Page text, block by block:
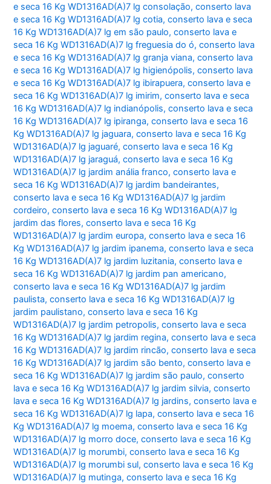
e seca 16 Kg WD1316AD(A)7 lg consolação,conserto lava
e seca 16 Kg WD1316AD(A)7 lg cotia,conserto lava e seca
16 Kg WD1316AD(A)7 lg em são paulo,conserto lava e
seca 16 Kg WD1316AD(A)7 lg freguesia do ó,conserto lava
e seca 16 Kg WD1316AD(A)7 lg granja viana,conserto lava
e seca 16 Kg WD1316AD(A)7 lg higienópolis,conserto lava
e seca 16 Kg WD1316AD(A)7 lg ibirapuera,conserto lava e
seca 16 Kg WD1316AD(A)7 lg imirim,conserto lava e seca
16 Kg WD1316AD(A)7 lg indianópolis,conserto lava e seca
16 Kg WD1316AD(A)7 lg ipiranga,conserto lava e seca 16
Kg WD1316AD(A)7 lg jaguara,conserto lava e seca 16 Kg
WD1316AD(A)7 lg jaguaré,conserto lava e seca 16 Kg
WD1316AD(A)7 lg jaraguá,conserto lava e seca 16 Kg
WD1316AD(A)7 lg jardim anália franco,conserto lava e
seca 16 Kg WD1316AD(A)7 lg jardim bandeirantes,
conserto lava e seca 16 Kg WD1316AD(A)7 lg jardim
cordeiro,conserto lava e seca 16 Kg WD1316AD(A)7 lg
jardim das flores,conserto lava e seca 16 Kg
WD1316AD(A)7 lg jardim europa,conserto lava e seca 16
Kg WD1316AD(A)7 lg jardim ipanema,conserto lava e seca
16 Kg WD1316AD(A)7 lg jardim luzitania,conserto lava e
seca 16 Kg WD1316AD(A)7 lg jardim pan americano,
conserto lava e seca 16 Kg WD1316AD(A)7 lg jardim
paulista,conserto lava e seca 16 Kg WD1316AD(A)7 lg
jardim paulistano,conserto lava e seca 16 Kg
WD1316AD(A)7 lg jardim petropolis,conserto lava e seca
16 Kg WD1316AD(A)7 lg jardim regina,conserto lava e seca
16 Kg WD1316AD(A)7 lg jardim rincão,conserto lava e seca
16 Kg WD1316AD(A)7 lg jardim são bento,conserto lava e
seca 16 Kg WD1316AD(A)7 lg jardim são paulo,conserto
lava e seca 16 Kg WD1316AD(A)7 lg jardim silvia,conserto
lava e seca 16 Kg WD1316AD(A)7 lg jardins,conserto lava e
seca 16 Kg WD1316AD(A)7 lg lapa,conserto lava e seca 16
Kg WD1316AD(A)7 lg moema,conserto lava e seca 16 Kg
WD1316AD(A)7 lg morro doce,conserto lava e seca 16 Kg
WD1316AD(A)7 lg morumbi,conserto lava e seca 16 Kg
WD1316AD(A)7 lg morumbi sul,conserto lava e seca 16 Kg
WD1316AD(A)7 lg mutinga,conserto lava e seca 16 Kg